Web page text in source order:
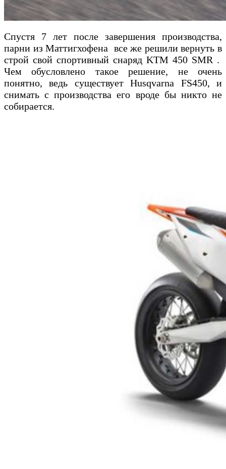
Спустя 7 лет после завершения производства,
парни из Маттигхофена все же решили вернуть в
строй свой спортивный снаряд KTM 450 SMR .
Чем обусловлено такое решение, не очень
понятно, ведь существует Husqvarna FS450, и
снимать с производства его вроде бы никто не
собирается.